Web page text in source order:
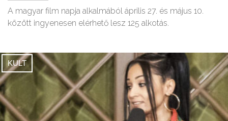
A magyar film napja alkalmából április 27. és május 10.
között ingyenesen elérhető lesz 125 alkotás.
KULT